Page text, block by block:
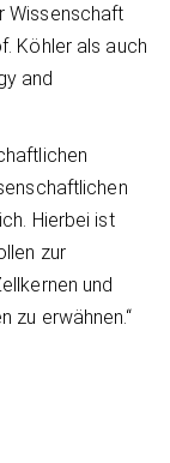
Wissenschaft
Köhler als auch
and
Hierbei ist
zur
und
zu erwähnen.“